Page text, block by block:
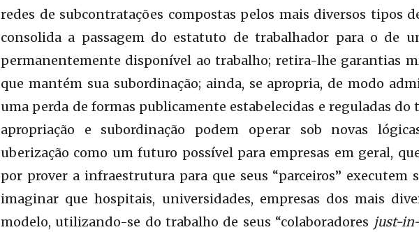
redes de subcontratações compostas pelos mais diversos tipos
consolida a passagem do estatuto de trabalhador para o de
permanentemente disponível ao trabalho; retira-lhe garantias
que mantém sua subordinação; ainda, se apropria, de modo
uma perda de formas publicamente estabelecidas e reguladas do
apropriação e subordinação podem operar sob novas
uberização como um futuro possível para empresas em geral,
por prover a infraestrutura para que seus “parceiros” executem
imaginar que hospitais, universidades, empresas dos mais
modelo, utilizando-se do trabalho de seus “colaboradores just-